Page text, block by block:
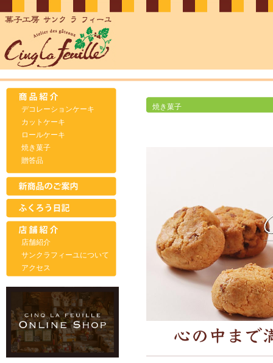
デコレーションケーキ
カットケーキ
ロールケーキ
焼き菓子
贈答品
店舗紹介
サンクラフィーユについて
アクセス
焼き菓子